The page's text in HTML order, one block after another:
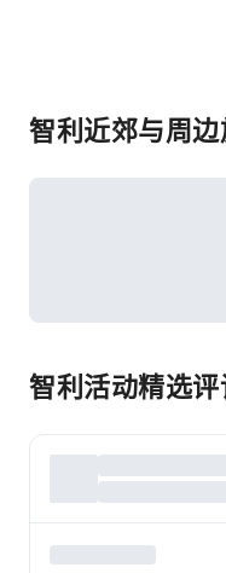
智利近郊与周
智利活动精选评